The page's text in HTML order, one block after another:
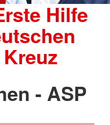
Hilfe
- ASP